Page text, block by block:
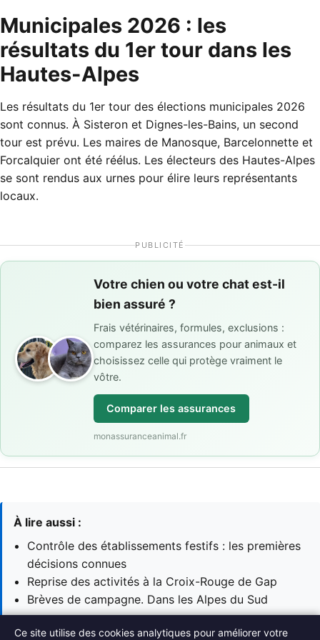
Municipales 2026 : les
résultats du 1er tour dans les
Hautes-Alpes
Les résultats du 1er tour des élections municipales 2026
sont connus. À Sisteron et Dignes-les-Bains, un second
tour est prévu. Les maires de Manosque, Barcelonnette et
Forcalquier ont été réélus. Les électeurs des Hautes-Alpes
se sont rendus aux urnes pour élire leurs représentants
locaux.
PUBLICITÉ
Votre chien ou votre chat est-il
bien assuré ?
Frais vétérinaires, formules, exclusions :
comparez les assurances pour animaux et
choisissez celle qui protège vraiment le
vôtre.
Comparer les assurances
monassuranceanimal.fr
À lire aussi :
Contrôle des établissements festifs : les premières
décisions connues
Reprise des activités à la Croix-Rouge de Gap
Brèves de campagne. Dans les Alpes du Sud
Ce site utilise des cookies analytiques pour améliorer votre